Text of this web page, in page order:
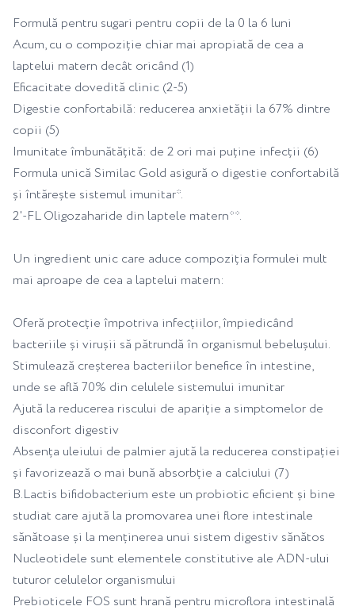
Formulă pentru sugari pentru copii de la 0 la 6 luni
Acum, cu o compoziție chiar mai apropiată de cea a
laptelui matern decât oricând (1)
Eficacitate dovedită clinic (2-5)
Digestie confortabilă: reducerea anxietății la 67% dintre
copii (5)
Imunitate îmbunătățită: de 2 ori mai puține infecții (6)
Formula unică Similac Gold asigură o digestie confortabilă
și întărește sistemul imunitar*.
2'-FL Oligozaharide din laptele matern**.
Un ingredient unic care aduce compoziția formulei mult
mai aproape de cea a laptelui matern:
Oferă protecție împotriva infecțiilor, împiedicând
bacteriile și virușii să pătrundă în organismul bebelușului.
Stimulează creșterea bacteriilor benefice în intestine,
unde se află 70% din celulele sistemului imunitar
Ajută la reducerea riscului de apariție a simptomelor de
disconfort digestiv
Absența uleiului de palmier ajută la reducerea constipației
și favorizează o mai bună absorbție a calciului (7)
B.Lactis bifidobacterium este un probiotic eficient și bine
studiat care ajută la promovarea unei flore intestinale
sănătoase și la menținerea unui sistem digestiv sănătos
Nucleotidele sunt elementele constitutive ale ADN-ului
tuturor celulelor organismului
Prebioticele FOS sunt hrană pentru microflora intestinală